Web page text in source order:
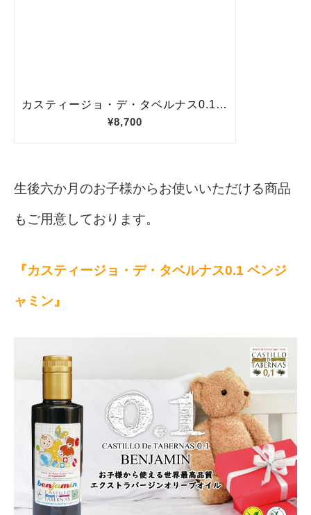
生後六か月のお子様からお使いいただける商品
もご用意しております。
『カスティージョ・デ・タベルナス0.1 ベンジ
ャミン』